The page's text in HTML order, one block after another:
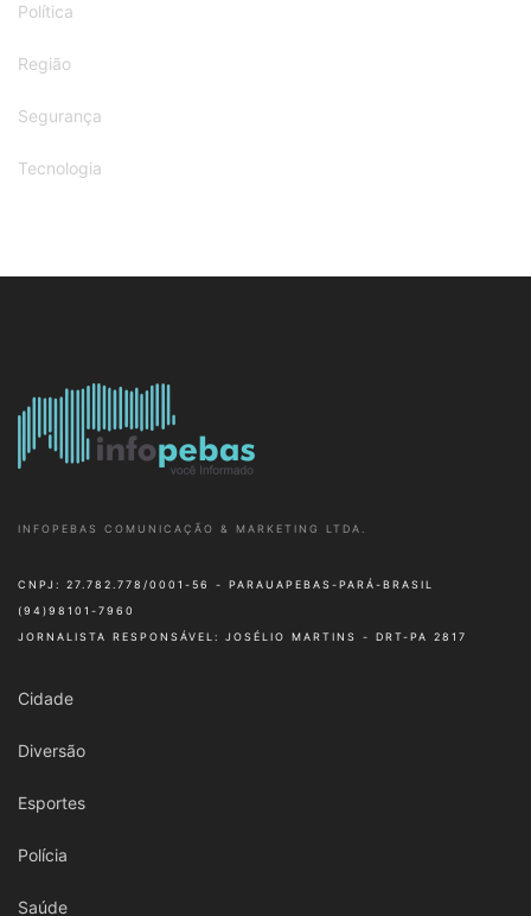
Política
Região
Segurança
Tecnologia
INFOPEBAS COMUNICAÇÃO & MARKETING LTDA.
CNPJ: 27.782.778/0001-56 - PARAUAPEBAS-PARÁ-BRASIL
(94)98101-7960
JORNALISTA RESPONSÁVEL: JOSÉLIO MARTINS - DRT-PA 2817
Cidade
Diversão
Esportes
Polícia
Saúde